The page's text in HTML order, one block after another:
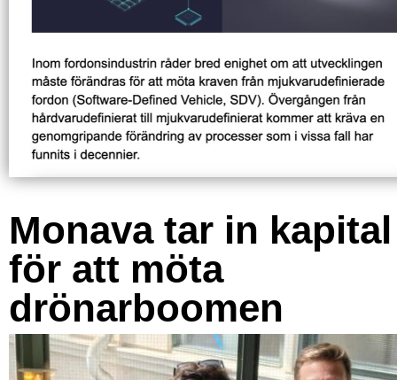
Monava tar in kapital
för att möta
drönarboomen